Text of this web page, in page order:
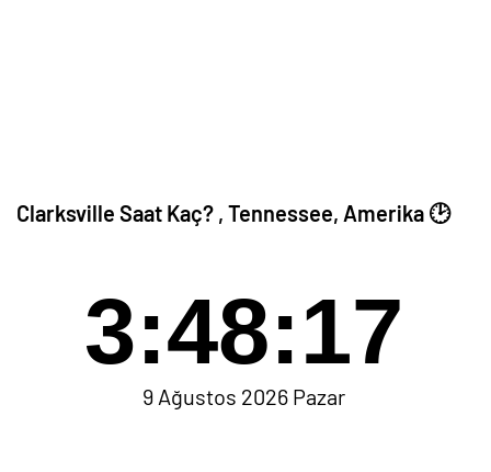
Clarksville Saat Kaç? , Tennessee, Amerika 🕑
3:48:17
9 Ağustos 2026 Pazar